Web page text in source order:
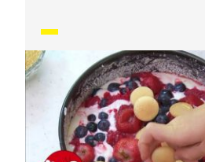
zvyky a pověrami. V tomto díle
dort. Tak pojďme na to.